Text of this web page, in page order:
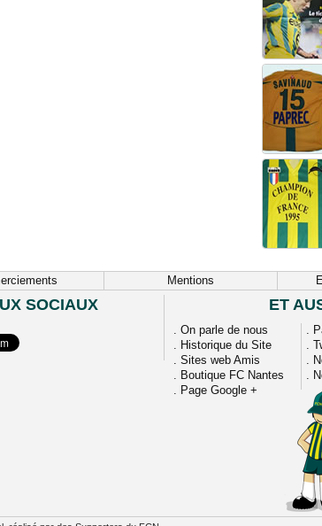
Mentions
SOCIAUX ET
. On parle de nous
. Historique du Site
. Sites web Amis
. Boutique FC Nantes
. Page Google +
.
.
.
.